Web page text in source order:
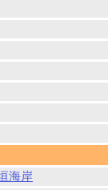
海岸